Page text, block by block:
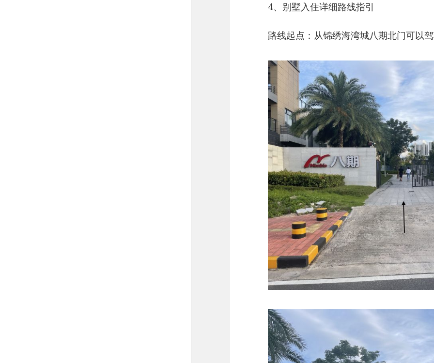
4、别墅入住详细路线指引
路线起点：从锦绣海湾城八期北门可以